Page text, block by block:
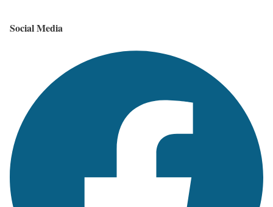
Social Media